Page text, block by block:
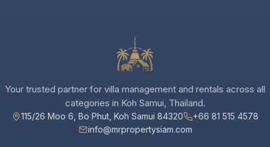
Your trusted partner for villa management and rentals across all
categories in Koh Samui, Thailand.
115/26 Moo 6, Bo Phut, Koh Samui 84320
+66 81 515 4578
info@mrpropertysiam.com